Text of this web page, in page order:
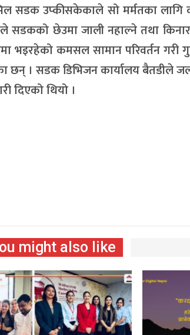
सडक उप्कीसकेकाले सो मर्मतका लागि
सडकको छेउमा जाली नहाल्ने तथा
भइरहेको कमसल सामान परिवर्तन
छन् । सडक डिभिजन कार्यालय बैतडीले
दिएको थियो ।
might also like